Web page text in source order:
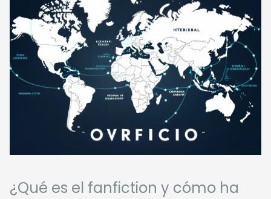
¿Qué es el fanfiction y cómo ha